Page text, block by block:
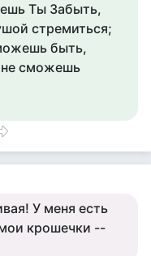
Ты Забыть,
стремиться;
быть,
сможешь
У меня есть
крошечки --